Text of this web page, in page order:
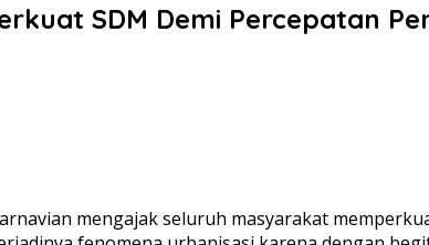
SDM Demi Percepatan
mengajak seluruh masyarakat